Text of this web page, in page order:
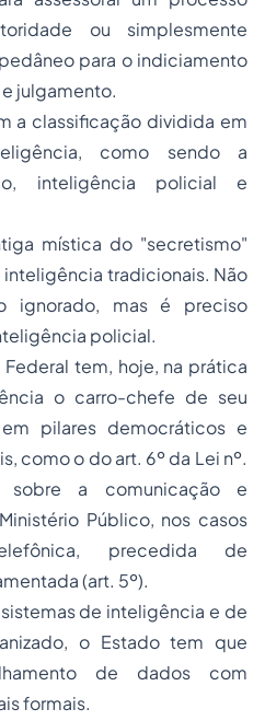
ou simplesmente
para o indiciamento
julgamento.
a classificação dividida em
como sendo a
inteligência policial e
mística do "secretismo"
inteligência tradicionais. Não
ignorado, mas é preciso
policial.
tem, hoje, na prática
o carro-chefe de seu
pilares democráticos e
como o do art. 6º da Lei nº.
a comunicação e
Público, nos casos
precedida de
(art. 5º).
de inteligência e de
o Estado tem que
de dados com
formais.